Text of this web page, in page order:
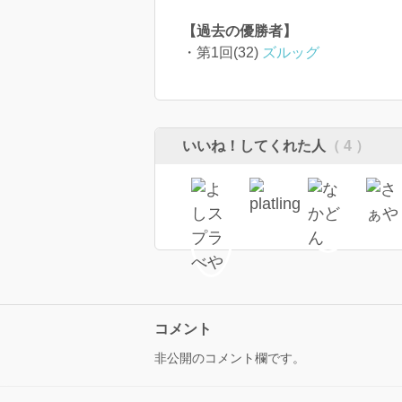
【過去の優勝者】
・第1回(32) ズルッグ
いいね！してくれた人 （ 4 ）
コメント
非公開のコメント欄です。